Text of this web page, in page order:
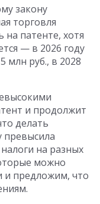
закону
торговля
на патенте, хотя
— в 2026 году
млн руб., в 2028
и продолжит
делать
превысила
на разных
можно
и предложим, что